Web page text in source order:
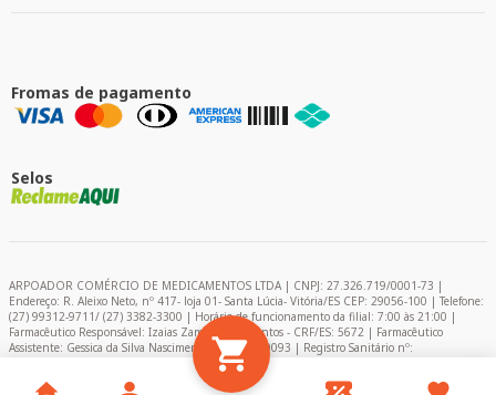
Fromas de pagamento
Selos
ARPOADOR COMÉRCIO DE MEDICAMENTOS LTDA | CNPJ: 27.326.719/0001-73 |
Endereço: R. Aleixo Neto, nº 417- loja 01- Santa Lúcia- Vitória/ES CEP: 29056-100 | Telefone:
(27) 99312-9711/ (27) 3382-3300 | Horário de funcionamento da filial: 7:00 às 21:00 |
Farmacêutico Responsável: Izaias Zambelli dos Santos - CRF/ES: 5672 | Farmacêutico
Assistente: Gessica da Silva Nascimento – CRF/ES: 9093 | Registro Sanitário nº:
2024849/2020 | AFE: 0.11366-0 | Encarregado de Proteção de Dados (DPO) - Pablo Felipe
Campelo